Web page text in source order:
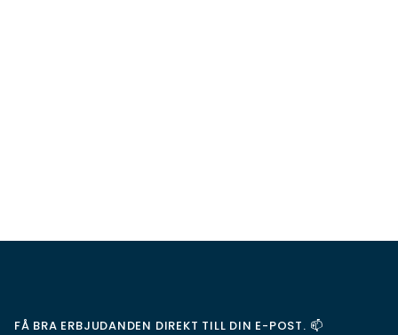
FÅ BRA ERBJUDANDEN DIREKT TILL DIN E-POST. 📫